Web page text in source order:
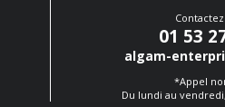
01 53
algam-
*Appel
Du lundi au